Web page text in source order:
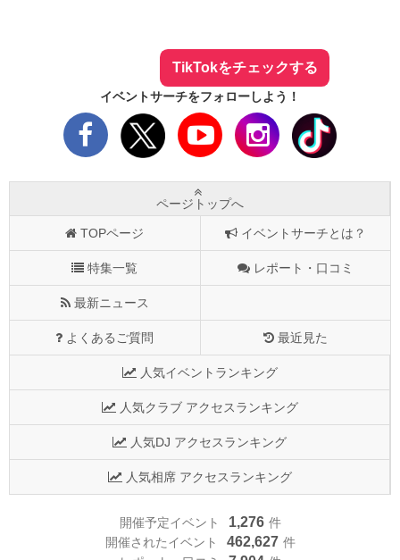
TikTokをチェックする
イベントサーチをフォローしよう！
ページトップへ
TOPページ イベントサーチとは？
特集一覧 レポート・口コミ
最新ニュース
よくあるご質問 最近見た
人気イベントランキング
人気クラブ アクセスランキング
人気DJ アクセスランキング
人気相席 アクセスランキング
開催予定イベント 1,276 件
開催されたイベント
462,627 件